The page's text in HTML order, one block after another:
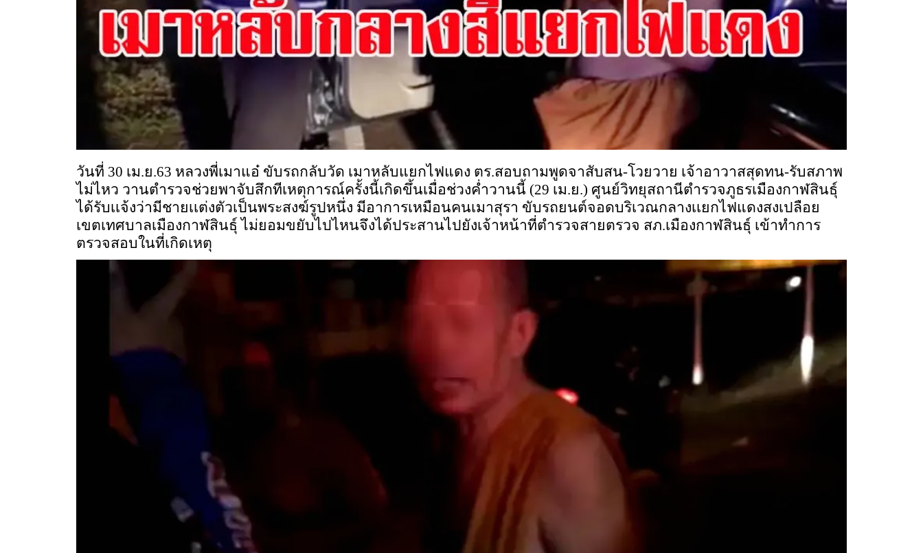
วันที่ 30 เม.ย.63 หลวงพี่เมาแอ๋ ขับรถกลับวัด เมาหลับแยกไฟแดง ตร.สอบถามพูดจาสับสน-โวยวาย เจ้าอาวาสสุดทน-รับสภาพ
ไม่ไหว วานตำรวจช่วยพาจับสึกทีเหตุการณ์ครั้งนี้เกิดขึ้นเมื่อช่วงค่ำวานนี้ (29 เม.ย.) ศูนย์วิทยุสถานีตำรวจภูธรเมืองกาฬสินธุ์
ได้รับเเจ้งว่ามีชายเเต่งตัวเป็นพระสงฆ์รูปหนึ่ง มีอาการเหมือนคนเมาสุรา ขับรถยนต์จอดบริเวณกลางเเยกไฟแดงสงเปลือย
เขตเทศบาลเมืองกาฬสินธุ์ ไม่ยอมขยับไปไหนจึงได้ประสานไปยังเจ้าหน้าที่ตำรวจสายตรวจ สภ.เมืองกาฬสินธุ์ เข้าทำการ
ตรวจสอบในที่เกิดเหตุ